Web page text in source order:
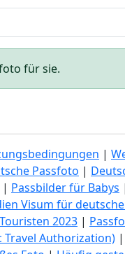
für sie.
|
Passfoto |
| Passbilder für Babys |
Visum für
2023 |
Travel Authorization) |